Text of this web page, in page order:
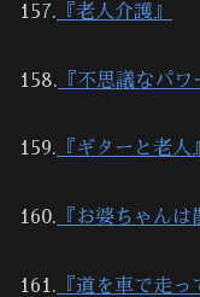
157. 『老人介護』
158. 『不思議なパ
159. 『ギターと老人』
160. 『お婆ちゃんは
161. 『道を車で走っ